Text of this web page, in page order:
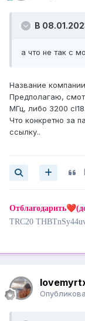
В
а что не так с
Название
Предполагаю,
МГц, либо 3200 cl18.
Что конкретно за
ссылку..
Отблагодарить❤️
TRC20